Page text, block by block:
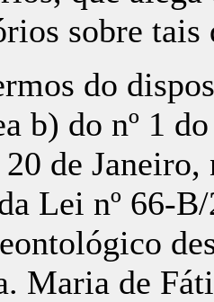
sobre tais
do
b) do nº 1
de
Lei nº 66-
Maria de